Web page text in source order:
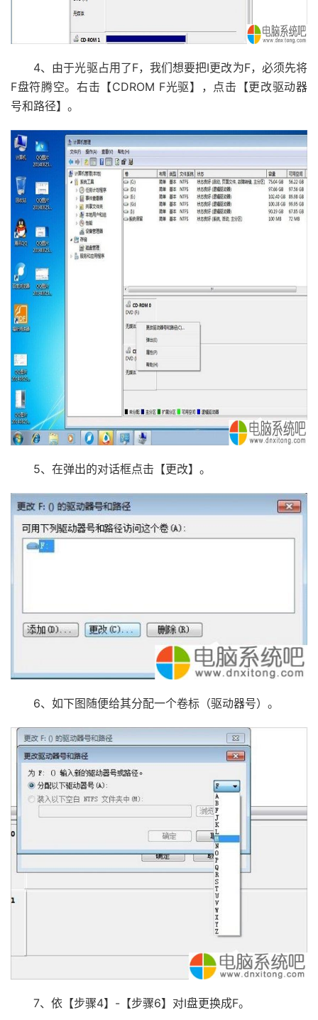
4、由于光驱占用了F，我们想要把I更改为F，必须先将
F盘符腾空。右击【CDROM F光驱】，点击【更改驱动器
号和路径】。
5、在弹出的对话框点击【更改】。
6、如下图随便给其分配一个卷标（驱动器号）。
7、依【步骤4】-【步骤6】对I盘更换成F。